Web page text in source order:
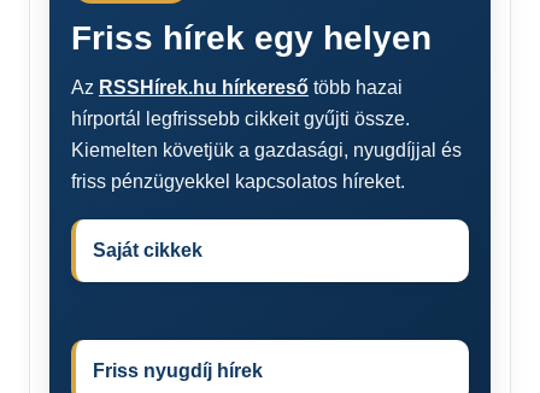
Friss hírek egy helyen
Az RSSHírek.hu hírkereső több hazai
hírportál legfrissebb cikkeit gyűjti össze.
Kiemelten követjük a gazdasági, nyugdíjjal és
friss pénzügyekkel kapcsolatos híreket.
Saját cikkek
Friss nyugdíj hírek